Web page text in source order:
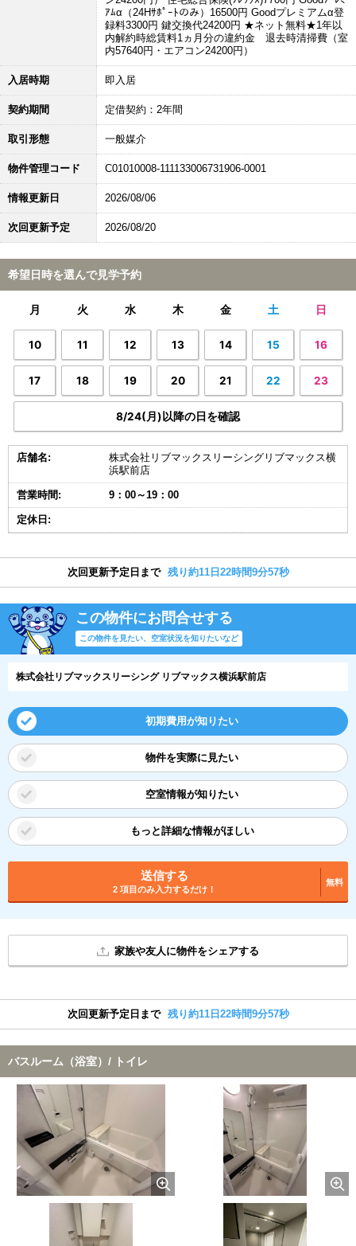
ｱﾑα（24Hｻﾎﾟｰﾄのみ）16500円 Goodプレミアムα登
録料3300円 鍵交換代24200円 ★ネット無料★1年以
内解約時総賃料1ヵ月分の違約金 退去時清掃費（室
内57640円・エアコン24200円）
入居時期 即入居
契約期間 定借契約：2年間
取引形態 一般媒介
物件管理コード C01010008-111133006731906-0001
情報更新日 2026/08/06
次回更新予定 2026/08/20
希望日時を選んで見学予約
月 火 水 木 金 土 日
10 11 12 13 14 15 16
17 18 19 20 21 22 23
8/24(月)以降の日を確認
店舗名:
株式会社リブマックスリーシングリブマックス横
浜駅前店
営業時間: 9：00～19：00
定休日:
次回更新予定日まで 残り約11日22時間9分56秒
この物件にお問合せする
この物件を見たい、空室状況を知りたいなど
株式会社リブマックスリーシング リブマックス横浜駅前店
初期費用が知りたい
物件を実際に見たい
空室情報が知りたい
もっと詳細な情報がほしい
送信する
2 項目のみ入力するだけ！
無料
家族や友人に物件をシェアする
次回更新予定日まで 残り約11日22時間9分56秒
バスルーム（浴室）/ トイレ